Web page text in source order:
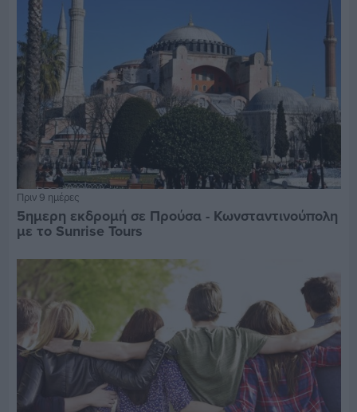
Πριν 9 ημέρες
5ημερη εκδρομή σε Προύσα - Κωνσταντινούπολη
με το Sunrise Tours